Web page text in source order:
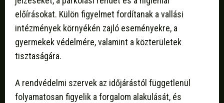
előírásokat. Külön figyelmet fordítanak a vallási
intézmények környékén zajló eseményekre, a
gyermekek védelmére, valamint a közterületek
tisztaságára.
A rendvédelmi szervek az időjárástól függetlenül
folyamatosan figyelik a forgalom alakulását, és